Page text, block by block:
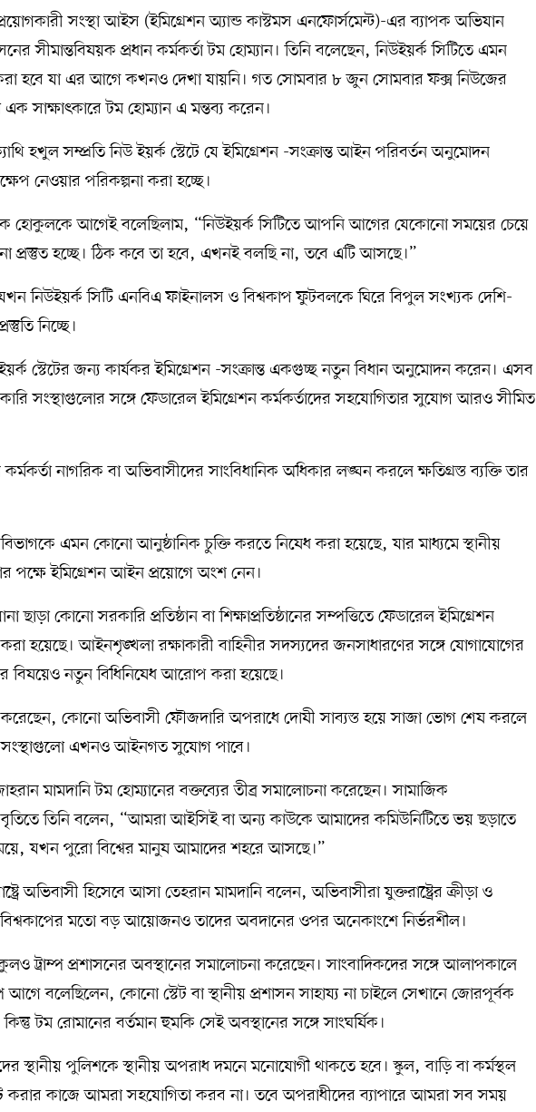
প্রয়োগকারী সংস্থা আইস (ইমিগ্রেশন অ্যান্ড কাস্টমস এনফোর্সমেন্ট)-এর ব্যাপক অভিযান
সীমান্তবিষয়ক প্রধান কর্মকর্তা টম হোম্যান। তিনি বলেছেন, নিউইয়র্ক সিটিতে এমন
হবে যা এর আগে কখনও দেখা যায়নি। গত সোমবার ৮ জুন সোমবার ফক্স নিউজের
এক সাক্ষাৎকারে টম হোম্যান এ মন্তব্য করেন।
হখুল সম্প্রতি নিউ ইয়র্ক স্টেটে যে ইমিগ্রেশন -সংক্রান্ত আইন পরিবর্তন অনুমোদন
নেওয়ার পরিকল্পনা করা হচ্ছে।
হোকুলকে আগেই বলেছিলাম, “নিউইয়র্ক সিটিতে আপনি আগের যেকোনো সময়ের চেয়ে
প্রস্তুত হচ্ছে। ঠিক কবে তা হবে, এখনই বলছি না, তবে এটি আসছে।”
নিউইয়র্ক সিটি এনবিএ ফাইনালস ও বিশ্বকাপ ফুটবলকে ঘিরে বিপুল সংখ্যক দেশি-
নিচ্ছে।
স্টেটের জন‍্য কার্যকর ইমিগ্রেশন -সংক্রান্ত একগুচ্ছ নতুন বিধান অনুমোদন করেন। এসব
সংস্থাগুলোর সঙ্গে ফেডারেল ইমিগ্রেশন কর্মকর্তাদের সহযোগিতার সুযোগ আরও সীমিত
নাগরিক বা অভিবাসীদের সাংবিধানিক অধিকার লঙ্ঘন করলে ক্ষতিগ্রস্ত ব্যক্তি তার
এমন কোনো আনুষ্ঠানিক চুক্তি করতে নিষেধ করা হয়েছে, যার মাধ্যমে স্থানীয়
পক্ষে ইমিগ্রেশন আইন প্রয়োগে অংশ নেন।
কোনো সরকারি প্রতিষ্ঠান বা শিক্ষাপ্রতিষ্ঠানের সম্পত্তিতে ফেডারেল ইমিগ্রেশন
হয়েছে। আইনশৃঙ্খলা রক্ষাকারী বাহিনীর সদস্যদের জনসাধারণের সঙ্গে যোগাযোগের
বিষয়েও নতুন বিধিনিষেধ আরোপ করা হয়েছে।
করেছেন, কোনো অভিবাসী ফৌজদারি অপরাধে দোষী সাব্যস্ত হয়ে সাজা ভোগ শেষ করলে
সংস্থাগুলো এখনও আইনগত সুযোগ পাবে।
মামদানি টম হোম্যানের বক্তব্যের তীব্র সমালোচনা করেছেন। সামাজিক
তিনি বলেন, “আমরা আইসিই বা অন্য কাউকে আমাদের কমিউনিটিতে ভয় ছড়াতে
যখন পুরো বিশ্বের মানুষ আমাদের শহরে আসছে।”
অভিবাসী হিসেবে আসা তেহরান মামদানি বলেন, অভিবাসীরা যুক্তরাষ্ট্রের ক্রীড়া ও
মতো বড় আয়োজনও তাদের অবদানের ওপর অনেকাংশে নির্ভরশীল।
ট্রাম্প প্রশাসনের অবস্থানের সমালোচনা করেছেন। সাংবাদিকদের সঙ্গে আলাপকালে
আগে বলেছিলেন, কোনো স্টেট বা স্থানীয় প্রশাসন সাহায্য না চাইলে সেখানে জোরপূর্বক
টম রোমানের বর্তমান হুমকি সেই অবস্থানের সঙ্গে সাংঘর্ষিক।
পুলিশকে স্থানীয় অপরাধ দমনে মনোযোগী থাকতে হবে। স্কুল, বাড়ি বা কর্মস্থল
করার কাজে আমরা সহযোগিতা করব না। তবে অপরাধীদের ব্যাপারে আমরা সব সময়